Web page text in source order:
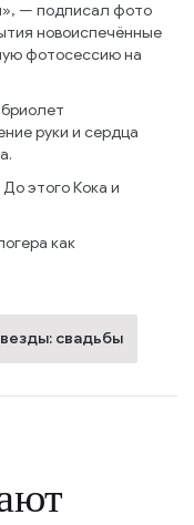
— подписал фото
новоиспечённые
фотосессию на
руки и сердца
этого Кока и
как
свадьбы